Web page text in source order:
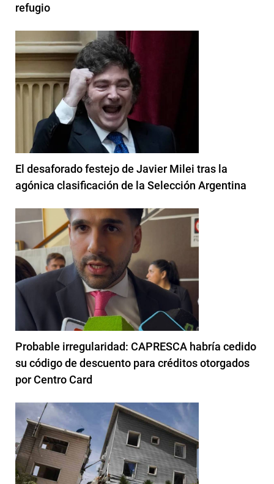
refugio
El desaforado festejo de Javier Milei tras la
agónica clasificación de la Selección Argentina
Probable irregularidad: CAPRESCA habría cedido
su código de descuento para créditos otorgados
por Centro Card